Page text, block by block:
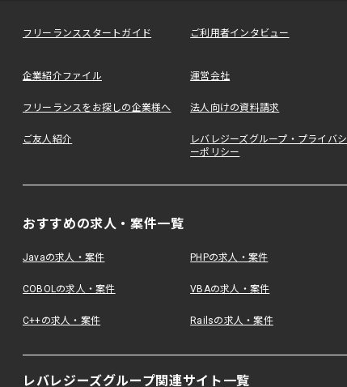
フリーランススタートガイド ご利用者インタビュー
企業紹介ファイル 運営会社
フリーランスをお探しの企業様へ 法人向けの資料請求
ご友人紹介
レバレジーズグループ・プライバシ
ーポリシー
おすすめの求人・案件一覧
Javaの求人・案件 PHPの求人・案件
COBOLの求人・案件 VBAの求人・案件
C++の求人・案件 Railsの求人・案件
レバレジーズグループ関連サイト一覧